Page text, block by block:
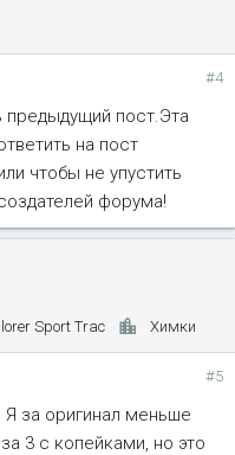
Гниет не меньше чем
ремонта больше не
а попашая под них грязь
кромки крыльев...
#4
предыдущий пост.Эта
на пост
чтобы не упустить
форума!
Sport Trac Химки
#5
за оригинал меньше
3 с копейками, но это